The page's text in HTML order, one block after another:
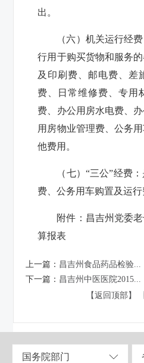
出。
（六）机关运行经
行用于购买货物和服务
及印刷费、邮电费、差
费、日常维修费、专用
费、办公用房水电费、
用房物业管理费、公务
他费用。
（七）“三公”经费
费、公务用车购置及运行
附件： 昌吉州党委
算报表
上一篇： 昌吉州食品药品检验...
下一篇： 昌吉州中医医院2015...
【返回顶部】
国务院部门